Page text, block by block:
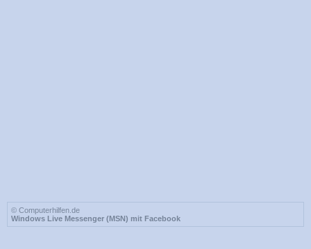
© Computerhilfen.de
Windows Live Messenger (MSN) mit Facebook